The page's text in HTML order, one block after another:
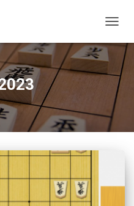
ビ
シ
ョ
ン
を
切